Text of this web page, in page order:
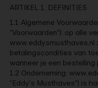
ARTIKEL 1. DEFINITIES
1.1 Algemene
“Voorwaarden”): op alle
www.eddysmusthaves.nl
betalingscondities van
wanneer je een bestelling
1.2 Onderneming:
“Eddy's Musthaves”) is